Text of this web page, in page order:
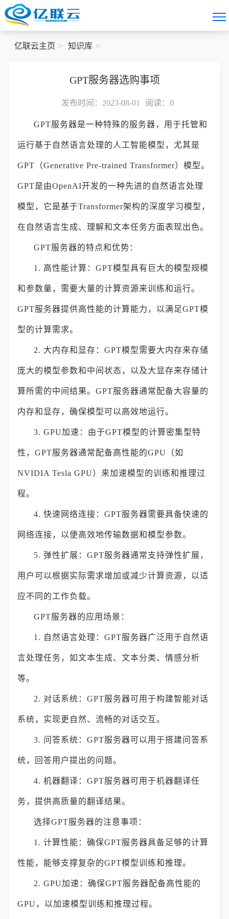
亿联云主页 知识库
GPT服务器选购事项
发布时间：2023-08-01 阅读： 0
GPT服务器是一种特殊的服务器，用于托管和
运行基于自然语言处理的人工智能模型，尤其是
GPT（Generative Pre-trained Transformer）模型。
GPT是由OpenAI开发的一种先进的自然语言处理
模型，它是基于Transformer架构的深度学习模型，
在自然语言生成、理解和文本任务方面表现出色。
GPT服务器的特点和优势：
1. 高性能计算：GPT模型具有巨大的模型规模
和参数量，需要大量的计算资源来训练和运行。
GPT服务器提供高性能的计算能力，以满足GPT模
型的计算需求。
2. 大内存和显存：GPT模型需要大内存来存储
庞大的模型参数和中间状态，以及大显存来存储计
算所需的中间结果。GPT服务器通常配备大容量的
内存和显存，确保模型可以高效地运行。
3. GPU加速：由于GPT模型的计算密集型特
性，GPT服务器通常配备高性能的GPU（如
NVIDIA Tesla GPU）来加速模型的训练和推理过
程。
4. 快速网络连接：GPT服务器需要具备快速的
网络连接，以便高效地传输数据和模型参数。
5. 弹性扩展：GPT服务器通常支持弹性扩展，
用户可以根据实际需求增加或减少计算资源，以适
应不同的工作负载。
GPT服务器的应用场景：
1. 自然语言处理：GPT服务器广泛用于自然语
言处理任务，如文本生成、文本分类、情感分析
等。
2. 对话系统：GPT服务器可用于构建智能对话
系统，实现更自然、流畅的对话交互。
3. 问答系统：GPT服务器可以用于搭建问答系
统，回答用户提出的问题。
4. 机器翻译：GPT服务器可用于机器翻译任
务，提供高质量的翻译结果。
选择GPT服务器的注意事项：
1. 计算性能：确保GPT服务器具备足够的计算
性能，能够支撑复杂的GPT模型训练和推理。
2. GPU加速：确保GPT服务器配备高性能的
GPU，以加速模型训练和推理过程。